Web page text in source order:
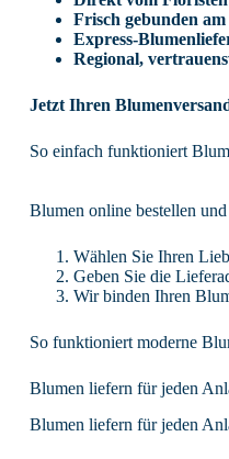
Frisch gebunden
Express-
Regional,
Jetzt Ihren
So einfach funktioniert
Blumen online bestellen
Wählen Sie Ihren
Geben Sie die
Wir binden Ihren
So funktioniert moderne
Blumen liefern für jeden
Blumen liefern für jeden